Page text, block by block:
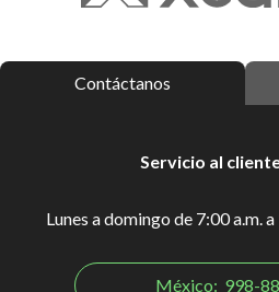
Contáctanos
Servicio al
Lunes a domingo de 7:00 a.m.
México: 998-